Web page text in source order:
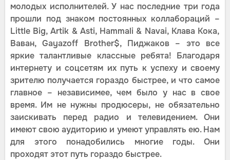
молодых исполнителей. У нас последние три года
прошли под знаком постоянных коллабораций –
Little Big, Artik & Asti, Hammali & Navai, Клава Кока,
Ваван, Gayazoff Brother$, Пиджаков – это все
яркие талантливые классные ребята! Благодаря
интернету и соцсетям их путь к успеху и своему
зрителю получается гораздо быстрее, и что самое
главное – независимее, чем было у нас в свое
время. Им не нужны продюсеры, не обязательно
заискивать перед радио и телевидением. Они
имеют свою аудиторию и умеют управлять ею. Нам
для этого понадобились многие годы. Они
проходят этот путь гораздо быстрее.